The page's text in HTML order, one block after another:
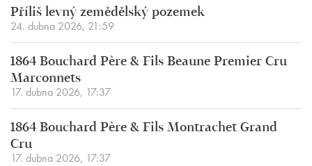
Příliš levný zemědělský pozemek
24. dubna 2026, 21:59
1864 Bouchard Père & Fils Beaune Premier Cru
Marconnets
17. dubna 2026, 17:37
1864 Bouchard Père & Fils Montrachet Grand
Cru
17. dubna 2026, 17:37